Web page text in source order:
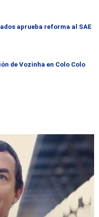
aprueba reforma al SAE
de Vozinha en Colo Colo